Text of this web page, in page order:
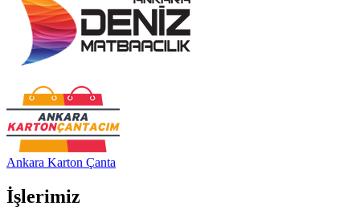
Ankara Karton Çanta
İşlerimiz